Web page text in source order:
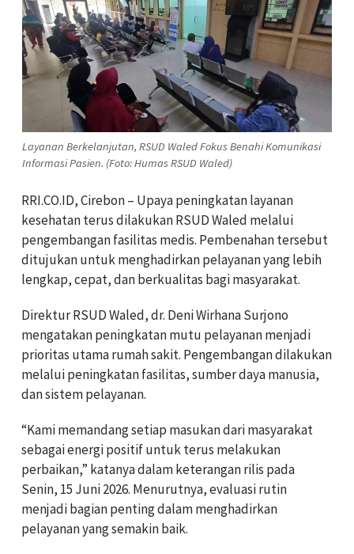
Layanan Berkelanjutan, RSUD Waled Fokus Benahi Komunikasi
Informasi Pasien. (Foto: Humas RSUD Waled)
RRI.CO.ID, Cirebon – Upaya peningkatan layanan
kesehatan terus dilakukan RSUD Waled melalui
pengembangan fasilitas medis. Pembenahan tersebut
ditujukan untuk menghadirkan pelayanan yang lebih
lengkap, cepat, dan berkualitas bagi masyarakat.
Direktur RSUD Waled, dr. Deni Wirhana Surjono
mengatakan peningkatan mutu pelayanan menjadi
prioritas utama rumah sakit. Pengembangan dilakukan
melalui peningkatan fasilitas, sumber daya manusia,
dan sistem pelayanan.
“Kami memandang setiap masukan dari masyarakat
sebagai energi positif untuk terus melakukan
perbaikan,” katanya dalam keterangan rilis pada
Senin, 15 Juni 2026. Menurutnya, evaluasi rutin
menjadi bagian penting dalam menghadirkan
pelayanan yang semakin baik.